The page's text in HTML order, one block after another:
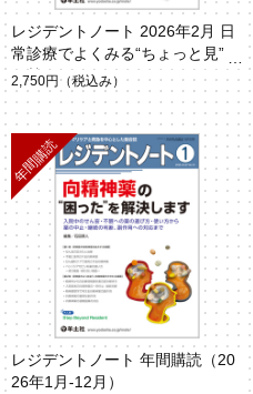
レジデントノート 2026年2月 日
常診療でよくみる“ちょっと見”不
明熱
2,750円 （税込み）
レジデントノート 年間購読（20
26年1月-12月）